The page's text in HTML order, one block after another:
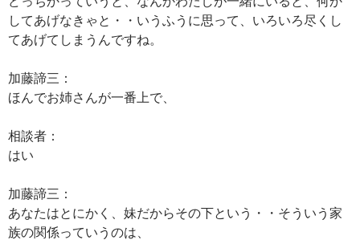
してあげなきゃと・・いうふうに思って、いろいろ尽くし
てあげてしまうんですね。
加藤諦三：
ほんでお姉さんが一番上で、
相談者：
はい
加藤諦三：
あなたはとにかく、妹だからその下という・・そういう家
族の関係っていうのは、